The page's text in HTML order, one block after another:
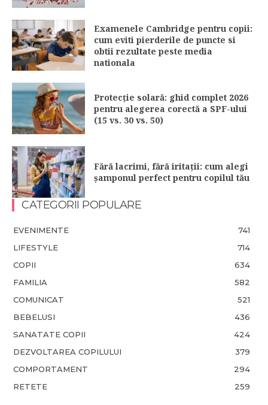
Examenele Cambridge pentru copii:
cum eviti pierderile de puncte si
obtii rezultate peste media
nationala
Protecție solară: ghid complet 2026
pentru alegerea corectă a SPF-ului
(15 vs. 30 vs. 50)
Fără lacrimi, fără iritații: cum alegi
șamponul perfect pentru copilul tău
CATEGORII POPULARE
EVENIMENTE
741
LIFESTYLE
714
COPII
634
FAMILIA
582
COMUNICAT
521
BEBELUSI
436
SANATATE COPII
424
DEZVOLTAREA COPILULUI
379
COMPORTAMENT
294
RETETE
259